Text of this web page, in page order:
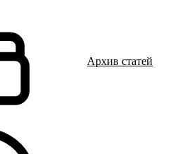
Архив статей